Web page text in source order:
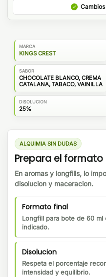
MARCA
KINGS CREST
SABOR
CHOCOLATE BLANCO, CREMA
CATALANA, TABACO, VAINILLA
DISOLUCION
25%
ALQUIMIA SIN DUDAS
Prepara el
En aromas y longfills, lo
disolucion y maceracion.
Formato final
Longfill para bote de 60 ml
indicado.
Disolucion
Respeta el porcentaje
intensidad y equilibrio.